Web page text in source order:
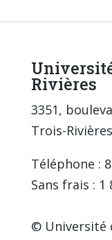
Rivières
3351,
Trois-
Téléphone :
Sans frais : 1
© Université